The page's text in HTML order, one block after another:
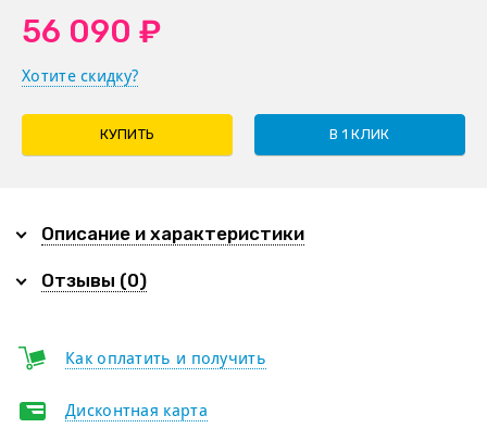
56 090 ₽
Хотите скидку?
КУПИТЬ В 1 КЛИК
Описание и характеристики
Отзывы (0)
Как оплатить и получить
Дисконтная карта